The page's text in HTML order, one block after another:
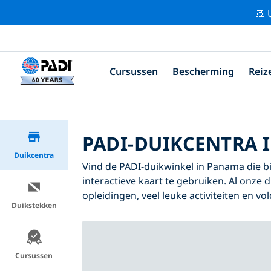
🚢
Cursussen Bescherming
Duikcentra
Duikstekken
Cursussen
PADI-DUIKCENTRA
Vind de PADI-duikwinkel in Panama die
interactieve kaart te gebruiken. Al onze
opleidingen, veel leuke activiteiten en